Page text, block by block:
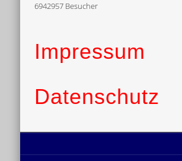
6942957 Besucher
Impressum
Datenschutz